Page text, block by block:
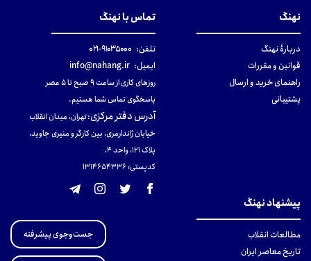
نهنگ
دربارهٔ نهنگ
قوانین و مقررات
راهنمای خرید و ارسال
پشتیبانی
تماس با نهنگ
تلفن: ۹۱۰۳۵۰۰۰-۰۲۱
ایمیل: info@nahang.ir
روزهای کاری از ساعت ۹ صبح تا ۵ عصر
پاسخگوی تماس شما هستیم.
آدرس دفتر مرکزی:تهران، میدان انقلاب
خیابان ژاندارمری، بین کارگر و منیری جاوید،
پلاک 121، واحد ۴.
کدپستی: 131465433۶
پیشنهاد نهنگ
مطالعات انقلاب
تاریخ معاصر ایران
جست‌وجوی پیشرفته